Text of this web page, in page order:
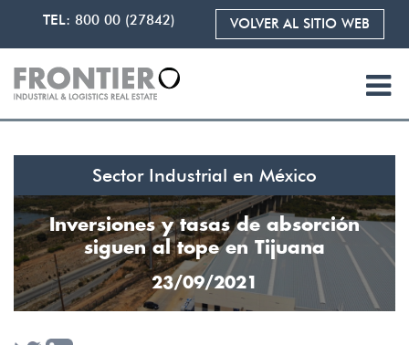
TEL: 800 00 (27842) VOLVER AL SITIO WEB
Sector Industrial en México
Inversiones y tasas de absorción
siguen al tope en Tijuana
23/09/2021